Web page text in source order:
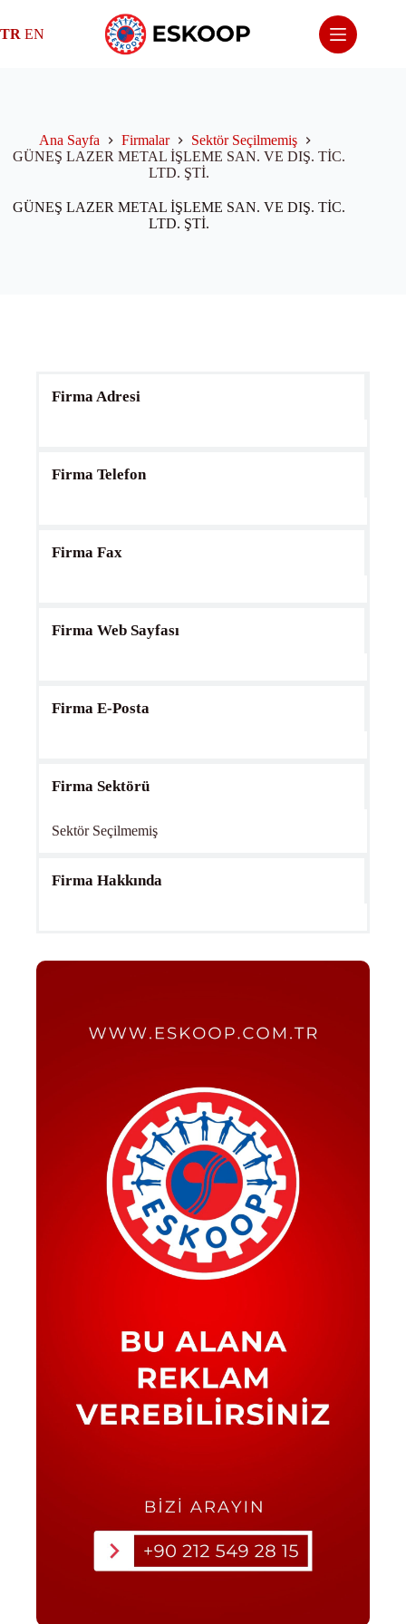
content
TR EN
Ana Sayfa Firmalar
Sektör Seçilmemiş
GÜNEŞ LAZER METAL İŞLEME SAN. VE DIŞ. TİC.
LTD. ŞTİ.
GÜNEŞ LAZER METAL İŞLEME SAN. VE DIŞ. TİC.
LTD. ŞTİ.
Firma Adresi
Firma Telefon
Firma Fax
Firma Web Sayfası
Firma E-Posta
Firma Sektörü
Sektör Seçilmemiş
Firma Hakkında